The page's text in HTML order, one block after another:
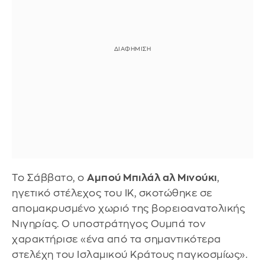
Το Σάββατο, ο Αμπού Μπιλάλ αλ Μινούκι,
ηγετικό στέλεχος του ΙΚ, σκοτώθηκε σε
απομακρυσμένο χωριό της βορειοανατολικής
Νιγηρίας. Ο υποστράτηγος Ουμπά τον
χαρακτήρισε «ένα από τα σημαντικότερα
στελέχη του Ισλαμικού Κράτους παγκοσμίως».